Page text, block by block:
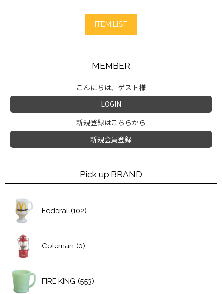
ITEM LIST
MEMBER
こんにちは、ゲスト様
LOGIN
新規登録はこちらから
新規会員登録
Pick up BRAND
Federal (102)
Coleman (0)
FIRE KING (553)